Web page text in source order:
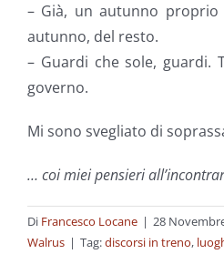
– Già, un autunno proprio
autunno, del resto.
– Guardi che sole, guardi.
governo.
Mi sono svegliato di
… coi miei pensieri
Di Francesco Locane | 28
Walrus | Tag:discorsi in treno,